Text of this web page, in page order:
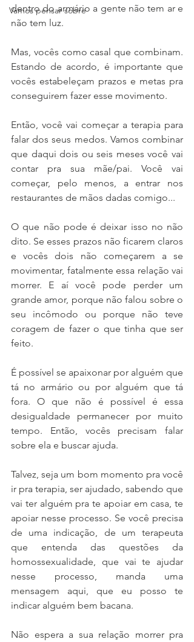
Vamos pensar sobre
dentro do armário a gente não tem ar e
não tem luz.
Mas, vocês como casal que combinam.
Estando de acordo, é importante que
vocês estabeleçam prazos e metas pra
conseguirem fazer esse movimento.
Então, você vai começar a terapia para
falar dos seus medos. Vamos combinar
que daqui dois ou seis meses você vai
contar pra sua mãe/pai. Você vai
começar, pelo menos, a entrar nos
restaurantes de mãos dadas comigo...
O que não pode é deixar isso no não
dito. Se esses prazos não ficarem claros
e vocês dois não começarem a se
movimentar, fatalmente essa relação vai
morrer. E aí você pode perder um
grande amor, porque não falou sobre o
seu incômodo ou porque não teve
coragem de fazer o que tinha que ser
feito.
É possível se apaixonar por alguém que
tá no armário ou por alguém que tá
fora. O que não é possível é essa
desigualdade permanecer por muito
tempo. Então, vocês precisam falar
sobre ela e buscar ajuda.
Talvez, seja um bom momento pra você
ir pra terapia, ser ajudado, sabendo que
vai ter alguém pra te apoiar em casa, te
apoiar nesse processo. Se você precisa
de uma indicação, de um terapeuta
que entenda das questões da
homossexualidade, que vai te ajudar
nesse processo, manda uma
mensagem aqui, que eu posso te
indicar alguém bem bacana.
Não espera a sua relação morrer pra